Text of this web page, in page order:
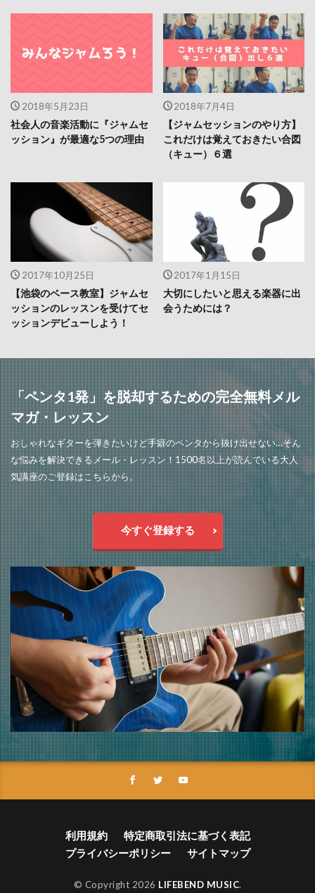
2018年5月23日
社会人の音楽活動に『ジャムセ
ッション』が最適な5つの理由
2018年7月4日
【ジャムセッションのやり方】
これだけは覚えておきたい合図
（キュー）６選
2017年10月25日
【池袋のベース教室】ジャムセ
ッションのレッスンを受けてセ
ッションデビューしよう！
2017年1月15日
大切にしたいと思える楽器に出
会うためには？
「ペンタ1発」を脱却するための完全無料メル
マガ・レッスン
おしゃれなギターを弾きたいけど手癖のペンタから抜け出せない…そん
な悩みを解決できるメール・レッスン！1500名以上が読んでいる大人
気講座のご登録はこちらから。
今すぐ登録する
利用規約
特定商取引法に基づく表記
プライバシーポリシー
サイトマップ
© Copyright 2026 LIFEBEND MUSIC.